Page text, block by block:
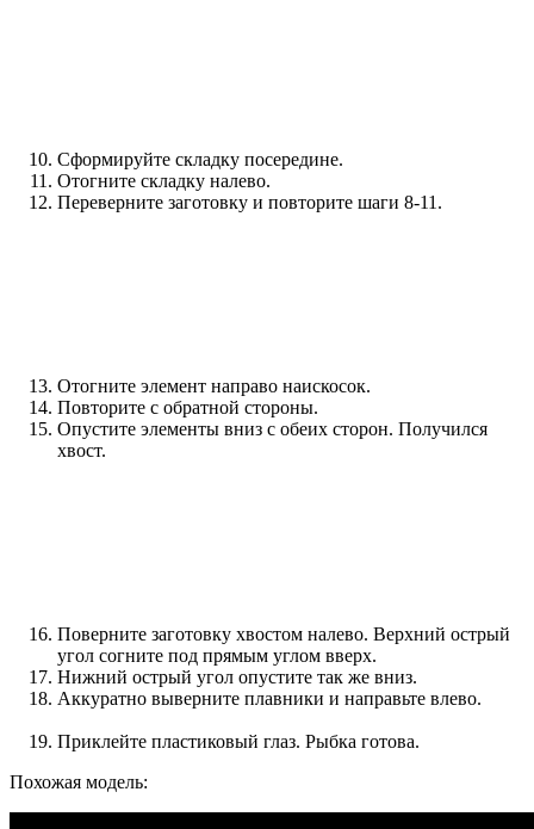
Сформируйте складку посередине.
Отогните складку налево.
Переверните заготовку и повторите шаги 8-11.
Отогните элемент направо наискосок.
Повторите с обратной стороны.
Опустите элементы вниз с обеих сторон. Получился
хвост.
Поверните заготовку хвостом налево. Верхний острый
угол согните под прямым углом вверх.
Нижний острый угол опустите так же вниз.
Аккуратно выверните плавники и направьте влево.
Приклейте пластиковый глаз. Рыбка готова.
Похожая модель: